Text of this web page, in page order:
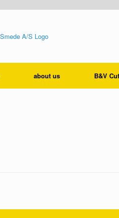
about us B&V